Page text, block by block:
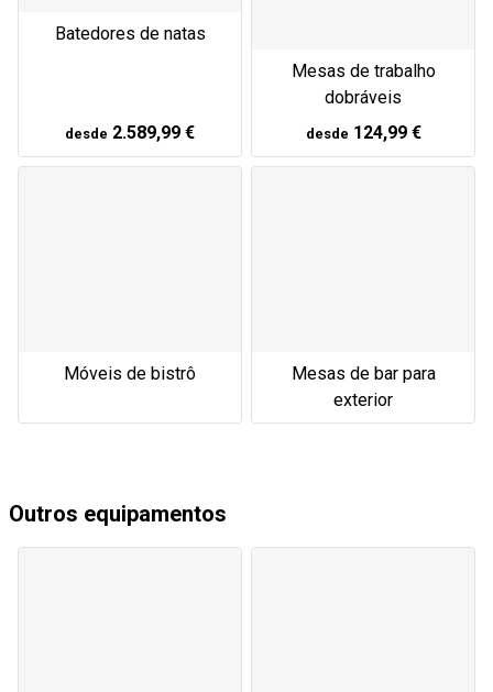
Batedores de natas
desde 2.589,99 €
Mesas de trabalho
dobráveis
desde 124,99 €
Móveis de bistrô
Mesas de bar para
exterior
Outros equipamentos